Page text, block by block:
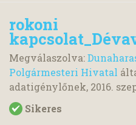
rokoni
Megválaszolva:
Polgármesteri Hivatal
adatigénylőnek, 2016.
Sikeres